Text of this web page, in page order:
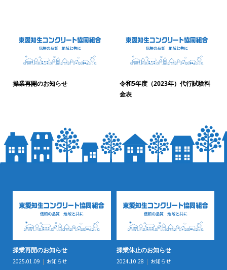
操業再開のお知らせ
令和5年度（2023年）代行試験料
金表
操業再開のお知らせ
2025.01.09 お知らせ
操業休止のお知らせ
2024.10.28 お知らせ